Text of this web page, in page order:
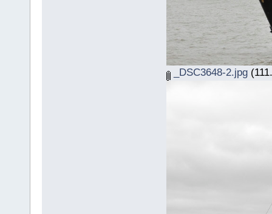
_DSC3648-2.jpg